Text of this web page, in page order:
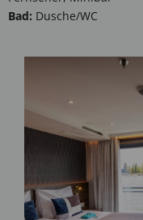
Bad: Dusche/WC